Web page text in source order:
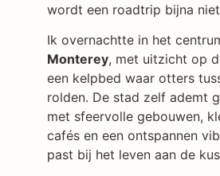
wordt een roadtrip bijna
Ik overnachtte in het
Monterey, met uitzicht op
een kelpbed waar otters
rolden. De stad zelf ademt
met sfeervolle gebouwen,
cafés en een ontspannen
past bij het leven aan de